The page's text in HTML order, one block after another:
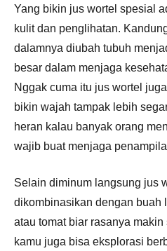
Yang bikin jus wortel spesial
kulit dan penglihatan.
dalamnya diubah tubuh
besar dalam menjaga
Nggak cuma itu jus wortel
bikin wajah tampak lebih
heran kalau banyak orang
wajib buat menjaga
Selain diminum langsung jus
dikombinasikan dengan buah
atau tomat biar rasanya
kamu juga bisa eksplorasi